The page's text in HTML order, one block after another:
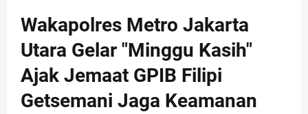
Wakapolres Metro Jakarta
Utara Gelar "Minggu Kasih"
Ajak Jemaat GPIB Filipi
Getsemani Jaga Keamanan